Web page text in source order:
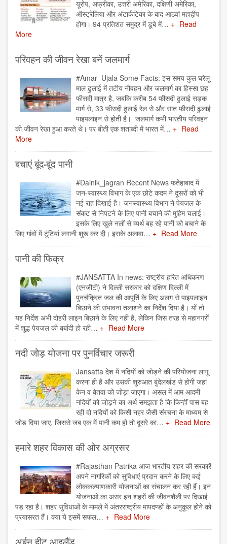
यूरोप, अफ्रीका, उत्तरी अमेरिका, दक्षिणी अमेरिका,
ऑस्ट्रेलिया और अंटार्कटिका के बाद आठवां महाद्वीप
होगा। 94 प्रतिशत समुद्र में डूबे में…
Read
More
परिवहन की जीवन रेखा बनें जलमार्ग
#Amar_Ujala Some Facts: इस समय कुल घरेलू
माल ढुलाई में तटीय नौवहन और जलमार्ग का हिस्सा छह
फीसदी मात्र है, जबकि करीब 54 फीसदी ढुलाई सड़क
मार्ग से, 33 फीसदी ढुलाई रेल से और सात फीसदी ढुलाई
पाइपलाइन से होती है। जलमार्ग कभी भारतीय परिवहन
की जीवन रेखा हुआ करते थे। पर बीती एक शताब्दी में भारत में…
Read
More
बचाएं बूंद-बूंद पानी
#Dainik_jagran Recent News फतेहाबाद में
जन-स्वास्थ्य विभाग के एक छोटे कदम ने दूसरों को भी
नई राह दिखाई है। जनस्वास्थ्य विभाग ने पेयजल के
संकट से निपटने के लिए पानी बचाने की मुहिम चलाई।
इसके लिए खुले नलों से व्यर्थ बह रहे पानी को बचाने के
लिए गांवों में टूंटियां लगानी शुरू कर दी। इसके अलावा…
Read More
पानी की फिक्र
#JANSATTA In news: राष्ट्रीय हरित अधिकरण
(एनजीटी) ने दिल्ली सरकार को दक्षिण दिल्ली में
पुनर्चक्रित जल की आपूर्ति के लिए अलग से पाइपलाइन
बिछाने की संभावना तलाशने का निर्देश दिया है। यों तो
यह निर्देश अभी दोहरी लाइन बिछाने के लिए नहीं है, लेकिन जिस तरह से महानगरों
में शुद्ध पेयजल की बर्बादी हो रही…
Read More
नदी जोड़ योजना पर पुनर्विचार जरूरी
Jansatta देश में नदियों को जोड़ने की परियोजना लागू
करना ही है और उसकी शुरुआत बुंदेलखंड से होगी जहां
केन व बेतवा को जोड़ा जाएगा। असल में आम आदमी
नदियों को जोड़ने का अर्थ समझता है कि किन्हीं पास बह
रही दो नदियों को किसी नहर जैसी संरचना के माध्यम से
जोड़ दिया जाए, जिससे जब एक में पानी कम हो तो दूसरे का…
Read More
हमारे शहर विकास की ओर अग्रसर
#Rajasthan Patrika आज भारतीय शहर की सरकारें
अपने नागरिकों को सुविधाएं प्रदान करने के लिए कई
लोककल्याणकारी योजनाओं का संचालन कर रही हैं। इन
योजनाओं का असर इन शहरों की जीवनशैली पर दिखाई
पड़ रहा है। शहर सुविधाओं के मामले में अंतरराष्ट्रीय मापदण्डों के अनुकूल होने को
प्रयासरत हैं। क्या ये इसमें सफल…
Read More
अर्बन हीट आइलैंड